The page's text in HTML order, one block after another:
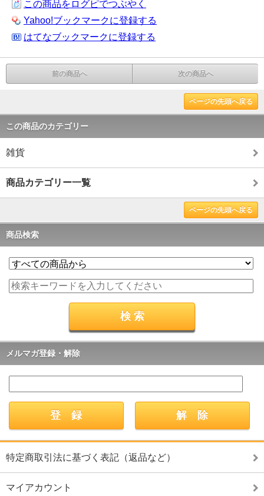
この商品をログピでつぶやく
Yahoo!ブックマークに登録する
はてなブックマークに登録する
前の商品へ 次の商品へ
ページの先頭へ戻る
この商品のカテゴリー
雑貨
商品カテゴリー一覧
ページの先頭へ戻る
商品検索
メルマガ登録・解除
特定商取引法に基づく表記（返品など）
マイアカウント